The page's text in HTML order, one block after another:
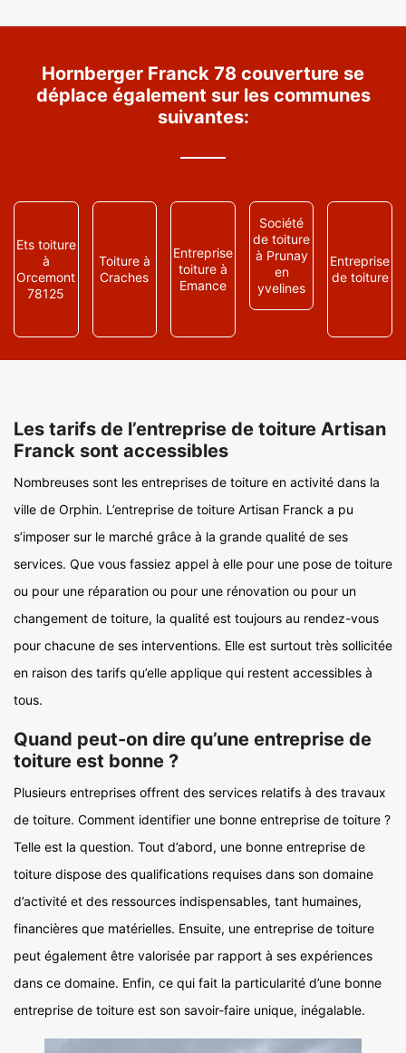
Hornberger Franck 78 couverture se
déplace également sur les communes
suivantes:
Ets toiture
à
Orcemont
78125
Toiture à
Craches
Entreprise
toiture à
Emance
Société
de toiture
à Prunay
en
yvelines
Entreprise
de toiture
Les tarifs de l’entreprise de toiture Artisan
Franck sont accessibles
Nombreuses sont les entreprises de toiture en activité dans la
ville de Orphin. L’entreprise de toiture Artisan Franck a pu
s’imposer sur le marché grâce à la grande qualité de ses
services. Que vous fassiez appel à elle pour une pose de toiture
ou pour une réparation ou pour une rénovation ou pour un
changement de toiture, la qualité est toujours au rendez-vous
pour chacune de ses interventions. Elle est surtout très sollicitée
en raison des tarifs qu’elle applique qui restent accessibles à
tous.
Quand peut-on dire qu’une entreprise de
toiture est bonne ?
Plusieurs entreprises offrent des services relatifs à des travaux
de toiture. Comment identifier une bonne entreprise de toiture ?
Telle est la question. Tout d’abord, une bonne entreprise de
toiture dispose des qualifications requises dans son domaine
d’activité et des ressources indispensables, tant humaines,
financières que matérielles. Ensuite, une entreprise de toiture
peut également être valorisée par rapport à ses expériences
dans ce domaine. Enfin, ce qui fait la particularité d’une bonne
entreprise de toiture est son savoir-faire unique, inégalable.